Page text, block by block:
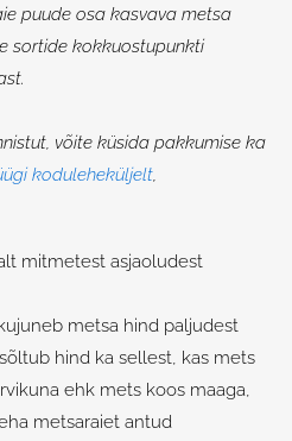
puude osa kasvava metsa
sortide kokkuostupunkti
võite küsida pakkumise ka
koduleheküljelt,
mitmetest asjaoludest
metsa hind paljudest
hind ka sellest, kas mets
ehk mets koos maaga,
metsaraiet antud